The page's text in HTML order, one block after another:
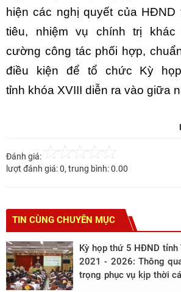
hiện các nghị quyết của
tiêu, nhiệm vụ chính trị khác
cường công tác phối hợp,
điều kiện để tổ chức Kỳ
tỉnh khóa XVIII diễn ra vào giữa
Đánh giá:
lượt đánh giá:0, trung bình:0.00
TIN CÙNG CHUYÊN MỤC
Kỳ họp thứ 5 HĐND tỉnh
2021 - 2026: Thông
trọng phục vụ kịp thời